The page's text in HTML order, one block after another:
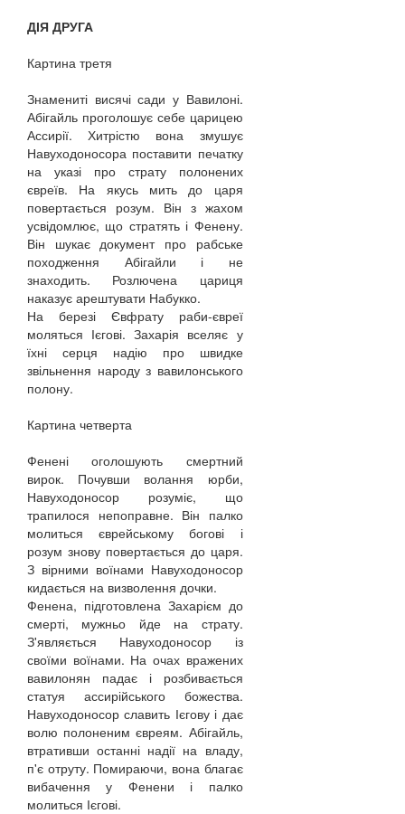
ДІЯ ДРУГА
Картина третя
Знамениті висячі сади у Вавилоні.
Абігайль проголошує себе царицею
Ассирії. Хитрістю вона змушує
Навуходоносора поставити печатку
на указі про страту полонених
євреїв. На якусь мить до царя
повертається розум. Він з жахом
усвідомлює, що стратять і Фенену.
Він шукає документ про рабське
походження Абігайли і не
знаходить. Розлючена цариця
наказує арештувати Набукко.
На березі Євфрату раби-євреї
моляться Ієгові. Захарія вселяє у
їхні серця надію про швидке
звільнення народу з вавилонського
полону.
Картина четверта
Фенені оголошують смертний
вирок. Почувши волання юрби,
Навуходоносор розуміє, що
трапилося непоправне. Він палко
молиться єврейському богові і
розум знову повертається до царя.
З вірними воїнами Навуходоносор
кидається на визволення дочки.
Фенена, підготовлена Захарієм до
смерті, мужньо йде на страту.
З'являється Навуходоносор із
своїми воїнами. На очах вражених
вавилонян падає і розбивається
статуя ассирійського божества.
Навуходоносор славить Ієгову і дає
волю полоненим євреям. Абігайль,
втративши останні надії на владу,
п'є отруту. Помираючи, вона благає
вибачення у Фенени і палко
молиться Ієгові.